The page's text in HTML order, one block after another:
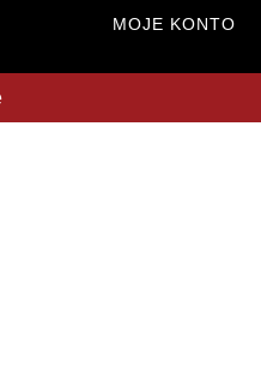
MOJE KONTO